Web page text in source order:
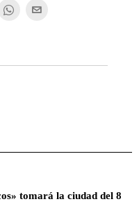
tomará la ciudad del 8